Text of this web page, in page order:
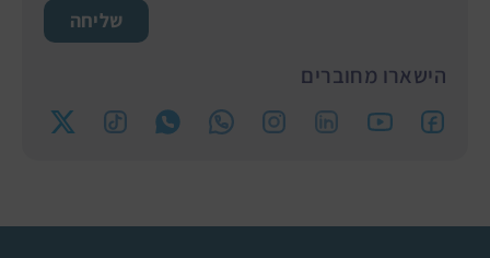
שליחה
הישארו מחוברים